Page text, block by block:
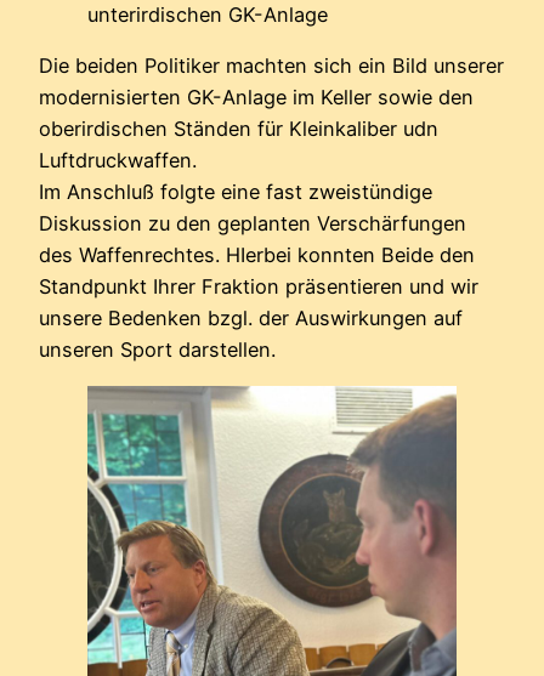
unterirdischen GK-Anlage
Die beiden Politiker machten sich ein Bild unserer
modernisierten GK-Anlage im Keller sowie den
oberirdischen Ständen für Kleinkaliber udn
Luftdruckwaffen.
Im Anschluß folgte eine fast zweistündige
Diskussion zu den geplanten Verschärfungen
des Waffenrechtes. HIerbei konnten Beide den
Standpunkt Ihrer Fraktion präsentieren und wir
unsere Bedenken bzgl. der Auswirkungen auf
unseren Sport darstellen.